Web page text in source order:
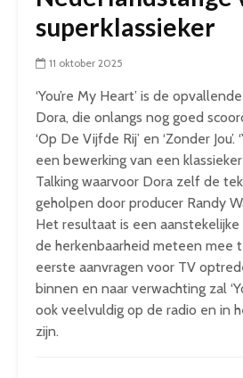
superklassieker
11 oktober 2025
‘You’re My Heart’ is de
Dora, die onlangs nog goed
‘Op De Vijfde Rij’ en ‘Zonder Jou’.
een bewerking van een
Talking waarvoor Dora zelf de
geholpen door producer Randy
Het resultaat is een aanstekelijke
de herkenbaarheid meteen mee
eerste aanvragen voor TV
binnen en naar verwachting zal
ook veelvuldig op de radio en in
zijn.